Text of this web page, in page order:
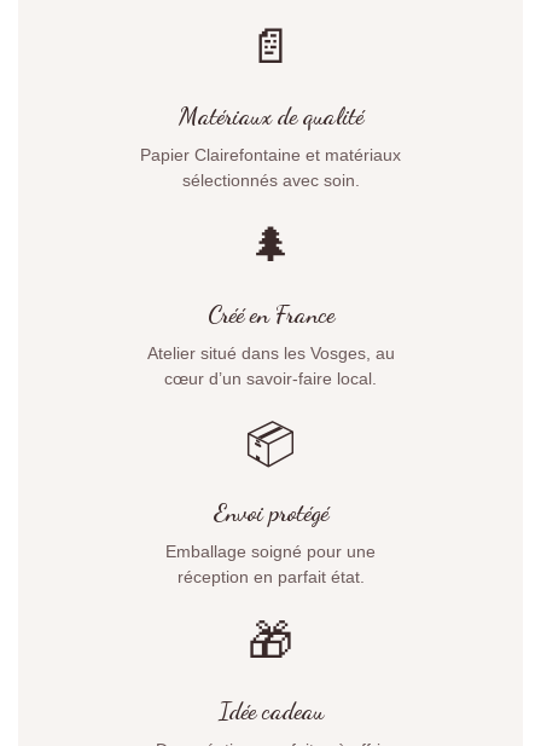
📄
Matériaux de qualité
Papier Clairefontaine et matériaux
sélectionnés avec soin.
🌲
Créé en France
Atelier situé dans les Vosges, au
cœur d’un savoir-faire local.
📦
Envoi protégé
Emballage soigné pour une
réception en parfait état.
🎁
Idée cadeau